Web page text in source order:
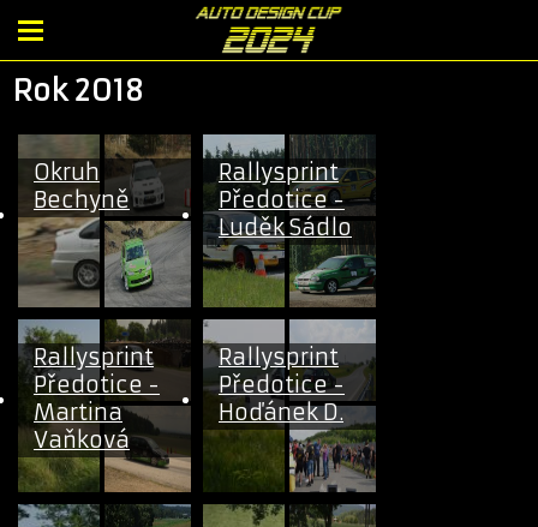
Rok 2018
Okruh
Bechyně
Rallysprint
Předotice -
Luděk Sádlo
Rallysprint
Předotice -
Martina
Vaňková
Rallysprint
Předotice -
Hoďánek D.